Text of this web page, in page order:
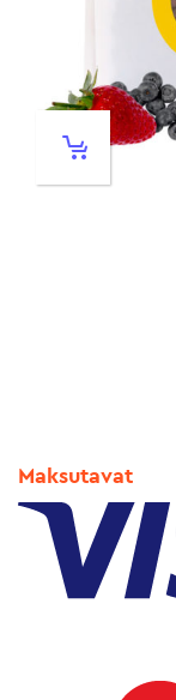
Maksutavat